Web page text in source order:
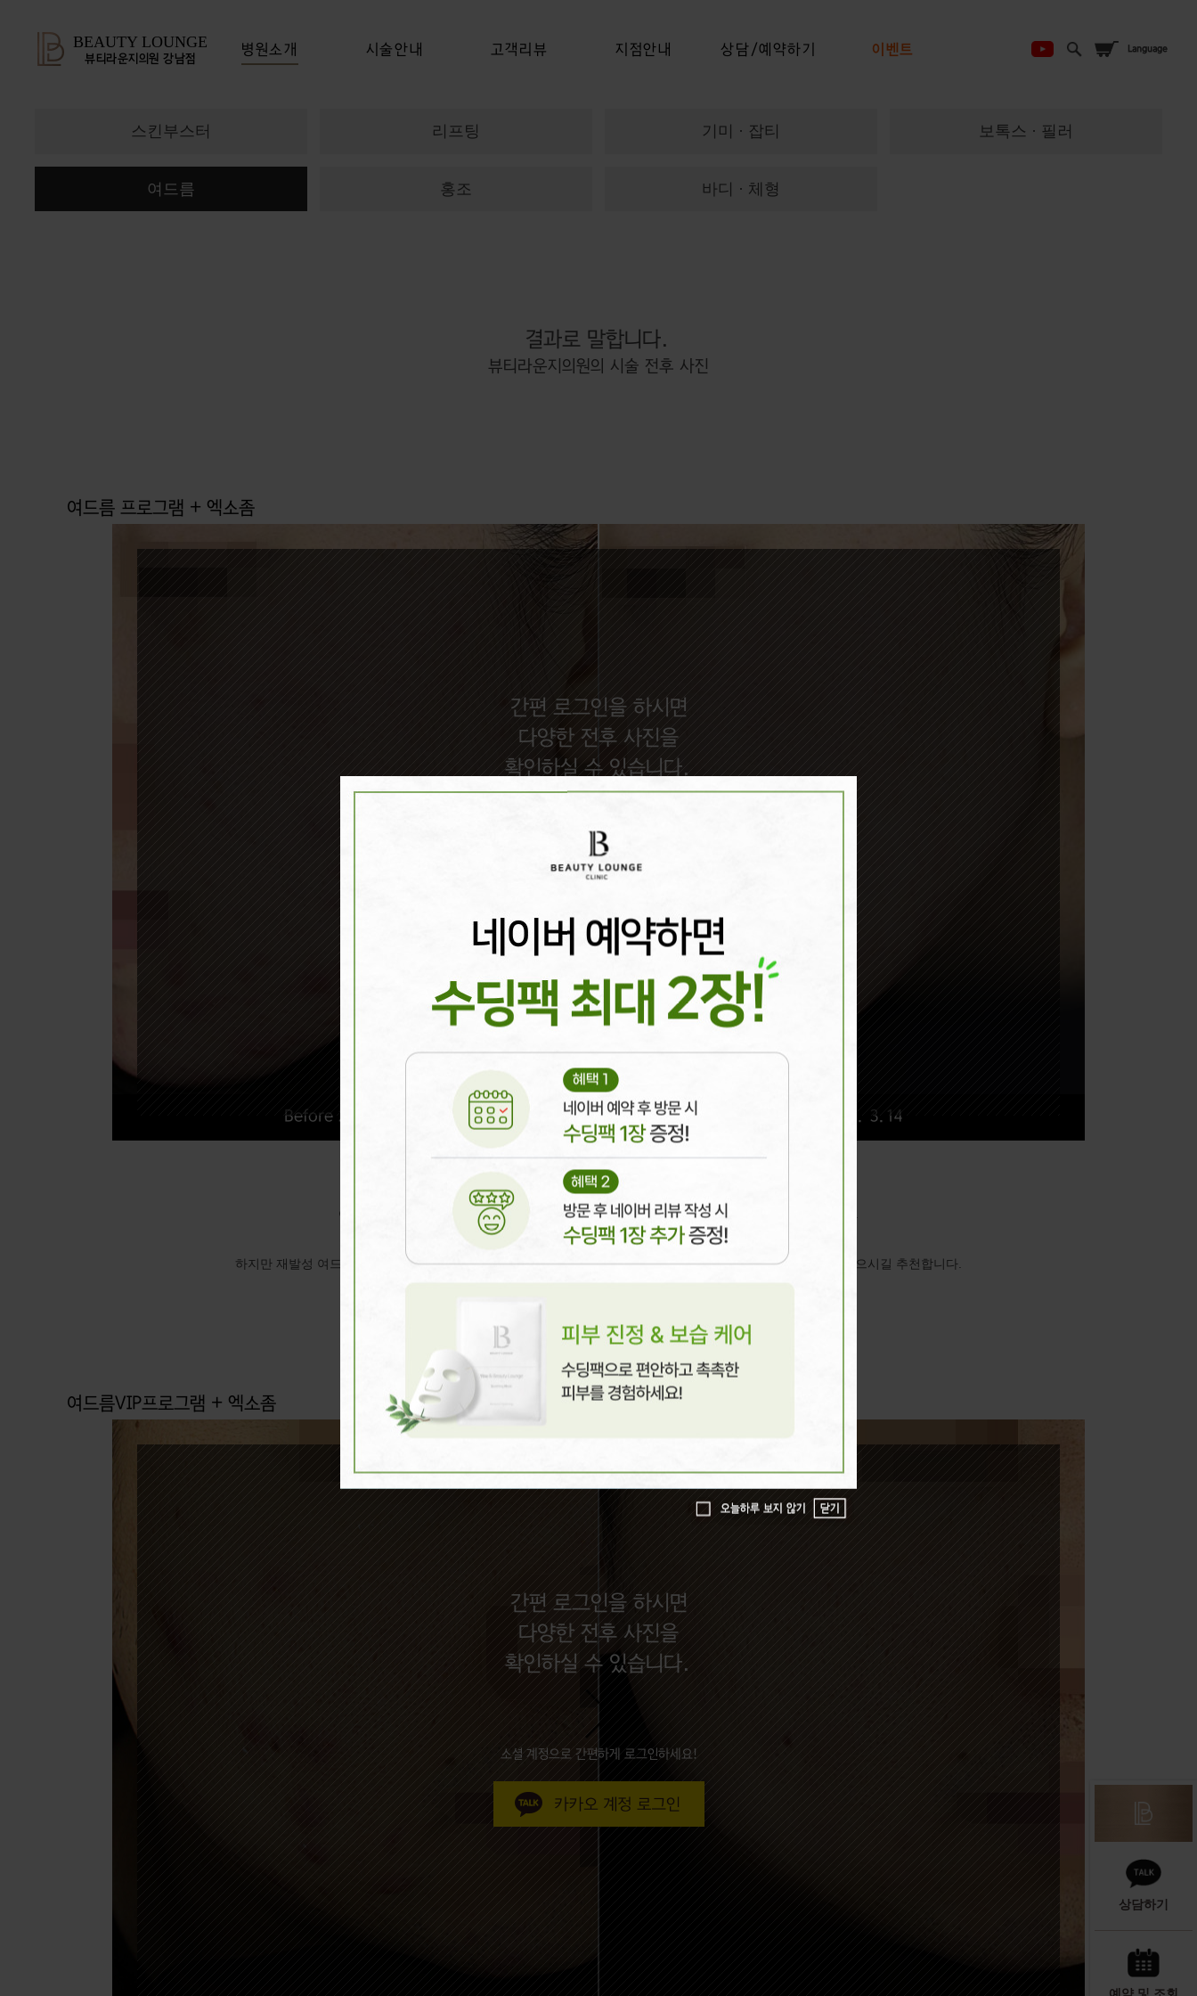
오늘하루 보지 않기 닫기
오늘하루 보지 않기 닫기
BEAUTY LOUNGE
뷰티라운지의원 강남점
병원소개 시술안내 고객리뷰 지점안내 상담/예약하기 이벤트
스킨부스터 리프팅 기미 · 잡티 보톡스 · 필러
여드름 홍조 바디 · 체형
결과로 말합니다.
뷰티라운지의원의 시술 전후 사진
여드름 프로그램 + 엑소좀
Before 2021. 12 . 9 After 2022. 3.14
간편 로그인을 하시면
다양한 전후 사진을
확인하실 수 있습니다.
소셜 계정으로 간편하게 로그인하세요!
사춘기 시절부터 반복되는 여드름으로 고민하던 20대 후반 여성 환자분입니다.
여드름 치료를 수차례 하셨으나, 치료할 때 잠깐 좋아지고 다시 악화되길 반복하였다고 합니다.
여드름치료와 엑소좀 주사를 병행하여 8주 치료하였고, 12주 후 재발은 없는 상태입니다.
하지만 재발성 여드름으로 고생하셨던 분들은 치료 종료 후에도 엑소좀 주사를 4주 간격으로  3회 이상 더 시술받으시길 추천합니다.
여드름에 가려져 있던 하얗고 좋은 피부를 찾아드릴 수 있어 기분이 좋았습니다.
여드름VIP프로그램 + 엑소좀
간편 로그인을 하시면
다양한 전후 사진을
확인하실 수 있습니다.
소셜 계정으로 간편하게 로그인하세요!
상담하기